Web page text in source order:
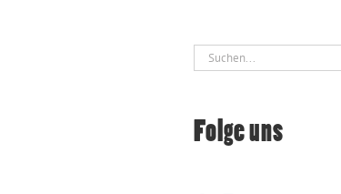
Suche
nach:
Folge uns